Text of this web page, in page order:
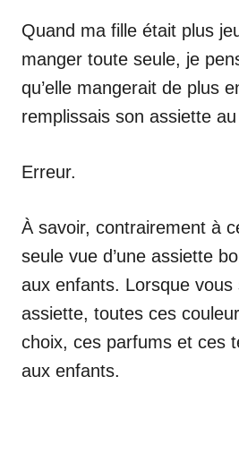
Quand ma fille était plus
manger toute seule, je
qu’elle mangerait de plus
remplissais son assiette
Erreur.
À savoir, contrairement à
seule vue d’une assiette
aux enfants. Lorsque vous
assiette, toutes ces
choix, ces parfums et ces
aux enfants.